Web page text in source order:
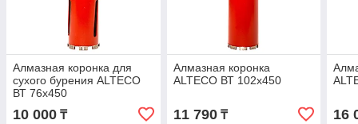
Алмазная коронка для
сухого бурения ALTECO
ВТ 76х450
10 000 ₸
Алмазная коронка
ALTECO ВТ 102х450
11 790₸ 16